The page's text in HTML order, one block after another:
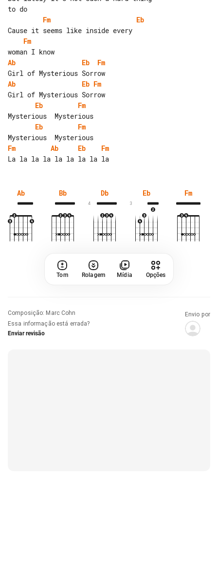
Fm
Eb
Fm
Ab
Eb
Fm
Ab
Eb Fm
Eb
Fm
Eb
Fm
Fm
Ab Eb
Fm
Ab Bb Db
4
Eb
3
Fm
Tom Rolagem Mídia Opções
Composição: Marc Cohn
Essa informação está errada?
Enviar revisão
Envio por